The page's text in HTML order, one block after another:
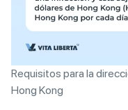
Requisitos para la
Hong Kong